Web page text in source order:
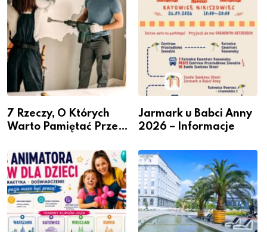
7 Rzeczy, O Których
Warto Pamiętać Przed
Jarmark u Babci Anny
2026 – Informacje